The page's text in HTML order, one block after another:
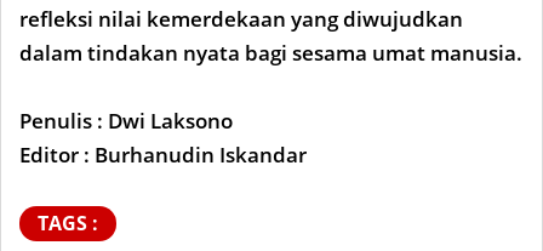
refleksi nilai kemerdekaan yang diwujudkan
dalam tindakan nyata bagi sesama umat manusia.
Penulis : Dwi Laksono
Editor : Burhanudin Iskandar
TAGS :